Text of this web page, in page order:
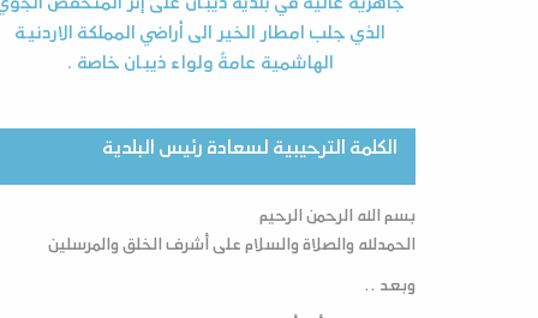
الكلمة الترحيبية لسعادة رئيس البلدية
بسم الله الرحمن الرحيم
الحمدلله والصلاة والسلام على أشرف الخلق والمرسلين
وبعد ..